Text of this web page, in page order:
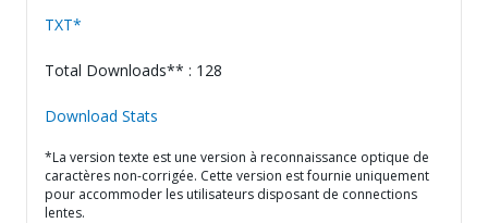
TXT*
Total Downloads** : 128
Download Stats
*La version texte est une version à reconnaissance optique de
caractères non-corrigée. Cette version est fournie uniquement
pour accommoder les utilisateurs disposant de connections
lentes.